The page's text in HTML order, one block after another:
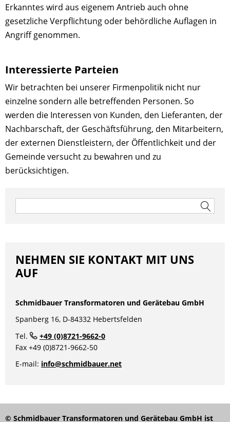
Erkanntes wird aus eigenem Antrieb auch ohne
gesetzliche Verpflichtung oder behördliche Auflagen in
Angriff genommen.
Interessierte Parteien
Wir betrachten bei unserer Firmenpolitik nicht nur
einzelne sondern alle betreffenden Personen. So
werden die Interessen von Kunden, den Lieferanten, der
Nachbarschaft, der Geschäftsführung, den Mitarbeitern,
der externen Dienstleistern, der Öffentlichkeit und der
Gemeinde versucht zu bewahren und zu
berücksichtigen.
NEHMEN SIE KONTAKT MIT UNS
AUF
Schmidbauer Transformatoren und Gerätebau GmbH
Spanberg 16, D-84332 Hebertsfelden
Tel.
+49 (0)8721-9662-0
Fax +49 (0)8721-9662-50
E-mail: info@schmidbauer.net
© Schmidbauer Transformatoren und Gerätebau GmbH ist